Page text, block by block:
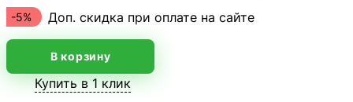
-5% Доп. скидка при оплате на сайте
В корзину
Купить в 1 клик